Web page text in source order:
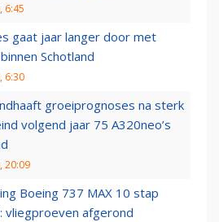
6:45
gaat jaar langer door met
Schotland
6:30
groeiprognoses na sterk
volgend jaar 75 A320neo’s
20:09
Boeing 737 MAX 10 stap
vliegproeven afgerond